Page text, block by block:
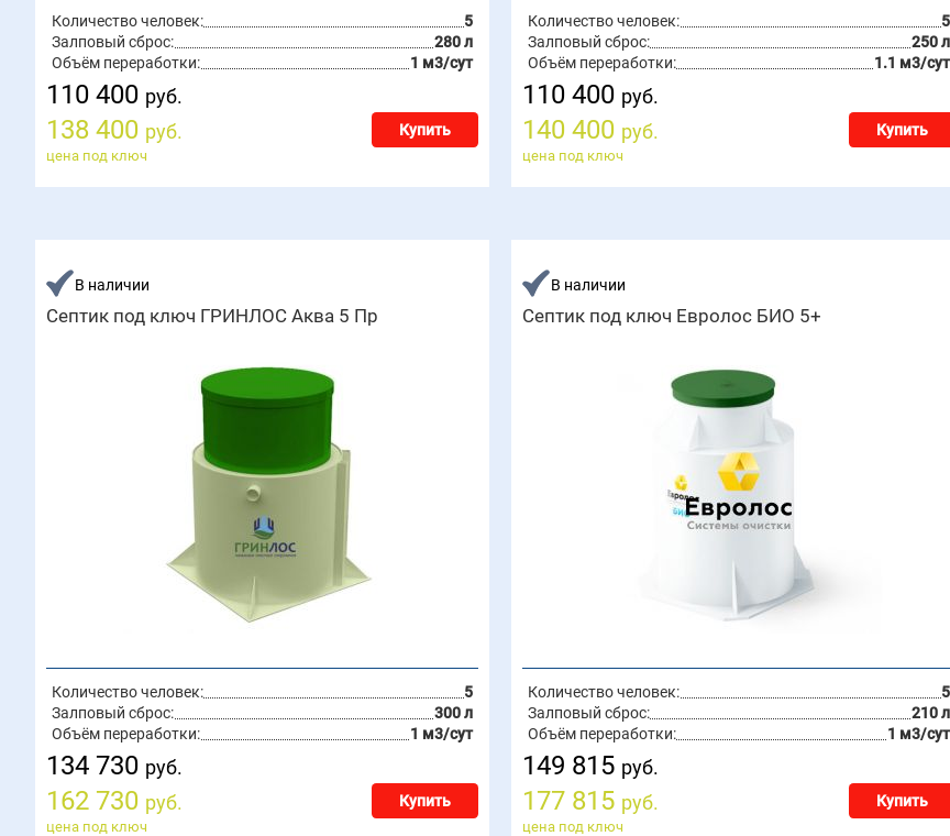
Количество человек:
5
Залповый сброс:
280 л
Объём переработки:
1 м3/сут
110 400 руб.
138 400 руб. Купить
цена под ключ
Количество человек:
5
Залповый сброс:
250 л
Объём переработки:
1.1 м3/сут
110 400 руб.
140 400 руб. Купить
цена под ключ
В наличии
Септик под ключ ГРИНЛОС Аква 5 Пр
Количество человек:
5
Залповый сброс:
300 л
Объём переработки:
1 м3/сут
134 730 руб.
162 730 руб. Купить
цена под ключ
В наличии
Септик под ключ Евролос БИО 5+
Количество человек:
5
Залповый сброс:
210 л
Объём переработки:
1 м3/сут
149 815 руб.
177 815 руб. Купить
цена под ключ